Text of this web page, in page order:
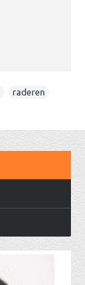
raderen